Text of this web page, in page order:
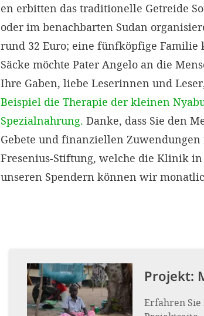
en erbitten das traditionelle Getreide
oder im benachbarten Sudan
rund 32 Euro; eine fünfköpfige Familie
Säcke möchte Pater Angelo an die
Ihre Gaben, liebe Leserinnen und
Beispiel die Therapie der kleinen
Spezialnahrung. Danke, dass Sie den
Gebete und finanziellen
Fresenius-Stiftung, welche die Klinik
unseren Spendern können wir
Projekt:
Erfahren